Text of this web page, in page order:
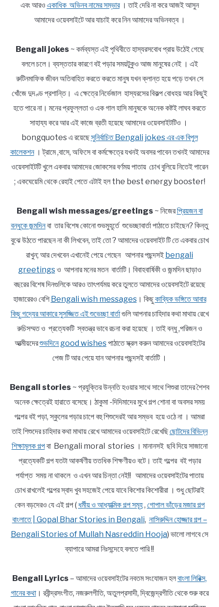
এবং আরও একাধিক অভিনব নামের সম্ভার। তাই দেরি না করে আজই আসুন
আমাদের ওয়েবসাইটে আর যাচাই করে নিন আমাদের অভিনবত্ব ।
Bengali jokes~ কর্মব্যস্ত এই পৃথিবীতে হাস্যরসবোধ প্রায় উঠেই গেছে
বললে চলে। ব্যস্ততার কারণে বই পড়ার সময়টুকুও আজ মানুষের নেই । এই
রুটিনমাফিক জীবন অতিবাহিত করতে করতে মানুষ যখন ক্লান্ত হয়ে পড়ে তখন সে
খোঁজে দুদণ্ড প্রশান্তি। এ ক্ষেত্রে নির্ভেজাল হাস্যরসের বিকল্প বোধহয় আর কিছুই
হতে পারে না। মনের প্রফুল্লতা ও এক গাল হাসি মানুষকে অনেক কষ্টই লাঘব করতে
সাহায্য করে আর এই কাজে ব্রতী হয়েছে আমাদের ওয়েবসাইটটিও ।
bongquotes এ রয়েছেসুনির্বাচিত Bengali jokes এর এক বিপুল
কালেকশন। ট্রামে ,বাসে, অফিসে বা কর্মক্ষেত্রে যখনই অবসর পাবেন তখনই আমাদের
ওয়েবসাইটটি খুলে একবার আমাদের জোকসের বর্ণময় পাতায় চোখ বুলিয়ে নিতেই পারেন
; একঘেয়েমি থেকে রেহাই পেতে এটাই হল the best energy booster!
Bengali wish messages/greetings~ নিজেরপ্রিয়জন বা
বন্ধুকে জন্মদিনবা তার বিশেষ কোনো শুভমুহূর্তে শুভেচ্ছাবার্তা পাঠাতে চাইছেন? কিন্তু
বুঝে উঠতে পারছেন না কী লিখবেন, তাই তো ? আমাদের ওয়েবসাইট টি তে একবার চোখ
রাখুন; আর দেখবেন এখানেই পেয়ে গেছেন আপনার পছন্দসই bengali
greetingsও আপনার মনের মতন বার্তাটি। বিবাহবার্ষিকী ও জন্মদিন ছাড়াও
বছরের বিশেষ দিনগুলিকে আরও তাৎপর্যময় করে তুলতে আমাদের ওয়েবসাইটে রয়েছে
হাজারেরও বেশিBengali wish messages। কিছুকাব্যিক ভঙ্গিতে আবার
কিছু গদ্যের আকারে সুসজ্জিত এই শুভেচ্ছা বার্তাগুলি আপনার চাহিদার কথা মাথায় রেখে
রুচিসম্মত ও প্রত্যেকটি স্বতন্ত্র ভাবে রচনা করা হয়েছে । তাই বন্ধু ,পরিজন ও
আত্মীয়দেরশুভদিনে good wishesপাঠাতে স্ক্রল করুন আমাদের ওয়েবসাইটের
পেজ টি আর পেয়ে যান আপনার পছন্দসই বার্তাটি ।
Bengali stories ~ প্রযুক্তির উন্নতি হওয়ার সাথে সাথে শিশুরা তাদের শৈশব
অনেক ক্ষেত্রেই হারাতে বসেছে। ঠাকুমা -দিদিমাদের মুখে গল্প শোনা বা অবসর সময়
গল্পের বই পড়া, স্কুলের পড়ার চাপে বহু শিশুদেরই আর সম্ভব হয়ে ওঠে না । আমরা
তাই শিশুদের চাহিদার কথা মাথায় রেখে আমাদের ওয়েবসাইটে রেখেছিছোটদের বিভিন্ন
শিক্ষামূলক গল্পবা Bengali moral stories । মানানসই ছবি দিয়ে সাজানো
প্রত্যেকটি গল্প যতটা আকর্ষণীয় ততধিক শিক্ষণীয়ও বটে। তাই গল্পের বই পড়ার
পর্যাপ্ত সময় না থাকলে ও এখন আর চিন্তা নেই!! আমাদের ওয়েবসাইটের পাতায়
চোখ রাখলেই গল্পের স্বাদ খুব সহজেই পেয়ে যাবে কিশোর কিশোরীরা । শুধু ছোটরাই
কেন বড়দেরও যে এই গল্প ( ধর্মীয় ও আধ্যাত্মিক গল্প সমূহ, গোপাল ভাঁড়ের মজার গল্প
বাংলাতে | Gopal Bhar Stories in Bengali, নাসিরুদ্দিন হোজ্জার গল্প –
Bengali Stories of Mullah Nasreddin Hooja) ভালো লাগবে সে
ব্যাপারে আমরা নিঃসন্দেহে বলতে পারি !!
Bengali Lyrics – আমাদের ওয়েবসাইটের নবতম সংযোজন হলবাংলা লিরিক্স,
গানের কথা। রবীন্দ্রসংগীত, নজরুলগীতি, অতুলপ্রসাদী, দ্বিজেন্দ্রগীতি থেকে শুরু করে